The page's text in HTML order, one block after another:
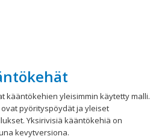
kääntökehien yleisimmin käytetty malli.
pyörityspöydät ja yleiset
Yksirivisiä kääntökehiä on
kevytversiona.